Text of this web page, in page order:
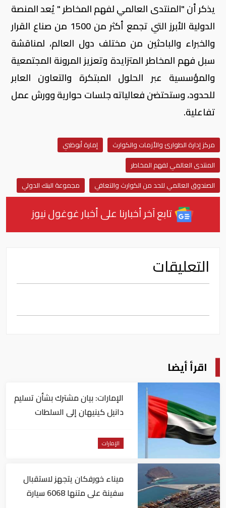
يذكر أن "المنتدى العالمي لفهم المخاطر " يُعد المنصة
الدولية الأبرز التي تجمع أكثر من 1500 من صناع القرار
والخبراء والباحثين من مختلف دول العالم، لمناقشة
سبل فهم المخاطر المتزايدة وتعزيز المرونة المجتمعية
والمؤسسية عبر الحلول المبتكرة والتعاون العابر
للحدود، وستحتضن فعالياته جلسات حوارية وورش عمل
تفاعلية.
مركز إدارة الطوارئ والأزمات والكوارث
إمارة أبوظبي
المنتدى العالمي لفهم المخاطر
الصندوق العالمي للحد من الكوارث والتعافي
مجموعة البنك الدولي
تابع آخر أخبارنا على أخبار غوغول نيوز
التعليقات
اقرأ أيضا
الإمارات: بيان مشترك بشأن تسليم
دانيل كينيهان إلى السلطات
الإمارات
ميناء خورفكان يتجهز لاستقبال
سفينة على متنها 6068 سيارة